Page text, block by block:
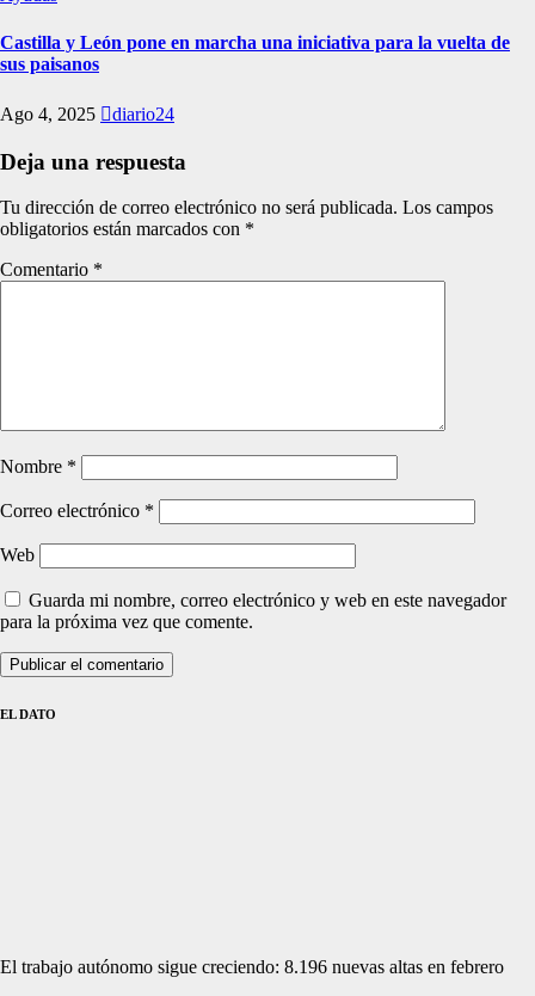
Castilla y León pone en marcha una iniciativa para la vuelta de
sus paisanos
Ago 4, 2025 diario24
Deja una respuesta
Tu dirección de correo electrónico no será publicada. Los campos
obligatorios están marcados con *
Comentario *
Nombre *
Correo electrónico *
Web
Guarda mi nombre, correo electrónico y web en este navegador
para la próxima vez que comente.
EL DATO
El trabajo autónomo sigue creciendo: 8.196 nuevas altas en febrero